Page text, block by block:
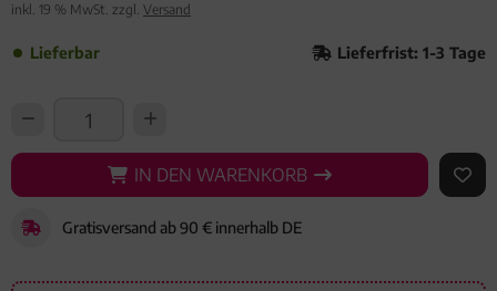
inkl. 19 % MwSt. zzgl. Versand
Lieferbar Lieferfrist: 1-3 Tage
IN DEN WARENKORB
IN DEN WARENKORB AUF
Gratisversand ab 90 € innerhalb DE